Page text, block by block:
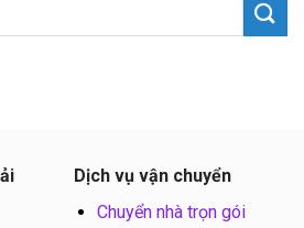
Dịch vụ vận chuyển
Chuyển nhà trọn gói